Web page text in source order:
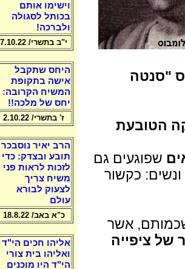
"סנטה
שפוגעים גם
כקשור
אשר
של ציפייה
וישימו אותם
בכותל לסגולה
ולברכה!
י"ב בתשרי/ 7.10.22
היחס שתקבל
אישה בתקופת
המשיח הקרובה:
יחס של מלכה!!
ז' בתשרי/ 2.10.22
הרב יאיר נוסבכר
תובע ובצדק: כדי
לזכות לראות פני
משיח צריך
לצעוק לבורא
עולם
כ"א באב/ 18.8.22
אליהו חכים הי"ד
ואליהו בית צורי
הי"ד היו מוכנים